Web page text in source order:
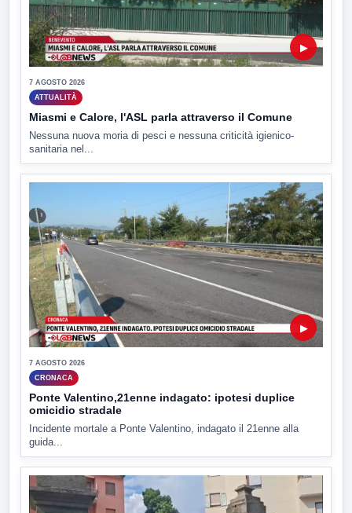
▶
7 AGOSTO 2026
ATTUALITÀ
Miasmi e Calore, l'ASL parla attraverso il Comune
Nessuna nuova moria di pesci e nessuna criticità igienico-
sanitaria nel...
▶
7 AGOSTO 2026
CRONACA
Ponte Valentino,21enne indagato: ipotesi duplice
omicidio stradale
Incidente mortale a Ponte Valentino, indagato il 21enne alla
guida...